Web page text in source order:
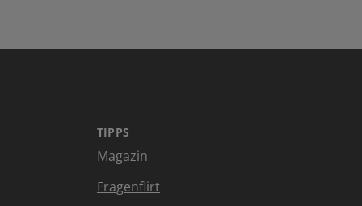
TIPPS
Magazin
Fragenflirt